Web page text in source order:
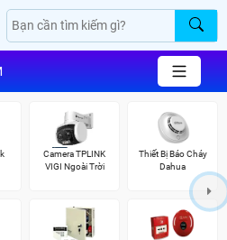
Camera TPLINK
VIGI Ngoài Trời
Thiết Bị Báo Cháy
Dahua